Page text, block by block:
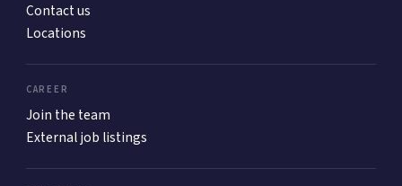
Contact us
Locations
CAREER
Join the team
External job listings